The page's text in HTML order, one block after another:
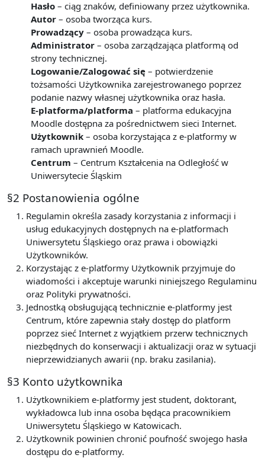
Hasło – ciąg znaków, definiowany przez użytkownika.
Autor – osoba tworząca kurs.
Prowadzący – osoba prowadząca kurs.
Administrator – osoba zarządzająca platformą od
strony technicznej.
Logowanie/Zalogować się – potwierdzenie
tożsamości Użytkownika zarejestrowanego poprzez
podanie nazwy własnej użytkownika oraz hasła.
E-platforma/platforma – platforma edukacyjna
Moodle dostępna za pośrednictwem sieci Internet.
Użytkownik – osoba korzystająca z e-platformy w
ramach uprawnień Moodle.
Centrum – Centrum Kształcenia na Odległość w
Uniwersytecie Śląskim
§2 Postanowienia ogólne
Regulamin określa zasady korzystania z informacji i
usług edukacyjnych dostępnych na e-platformach
Uniwersytetu Śląskiego oraz prawa i obowiązki
Użytkowników.
Korzystając z e-platformy Użytkownik przyjmuje do
wiadomości i akceptuje warunki niniejszego Regulaminu
oraz Polityki prywatności.
Jednostką obsługującą technicznie e-platformy jest
Centrum, które zapewnia stały dostęp do platform
poprzez sieć Internet z wyjątkiem przerw technicznych
niezbędnych do konserwacji i aktualizacji oraz w sytuacji
nieprzewidzianych awarii (np. braku zasilania).
§3 Konto użytkownika
Użytkownikiem e-platformy jest student, doktorant,
wykładowca lub inna osoba będąca pracownikiem
Uniwersytetu Śląskiego w Katowicach.
Użytkownik powinien chronić poufność swojego hasła
dostępu do e-platformy.